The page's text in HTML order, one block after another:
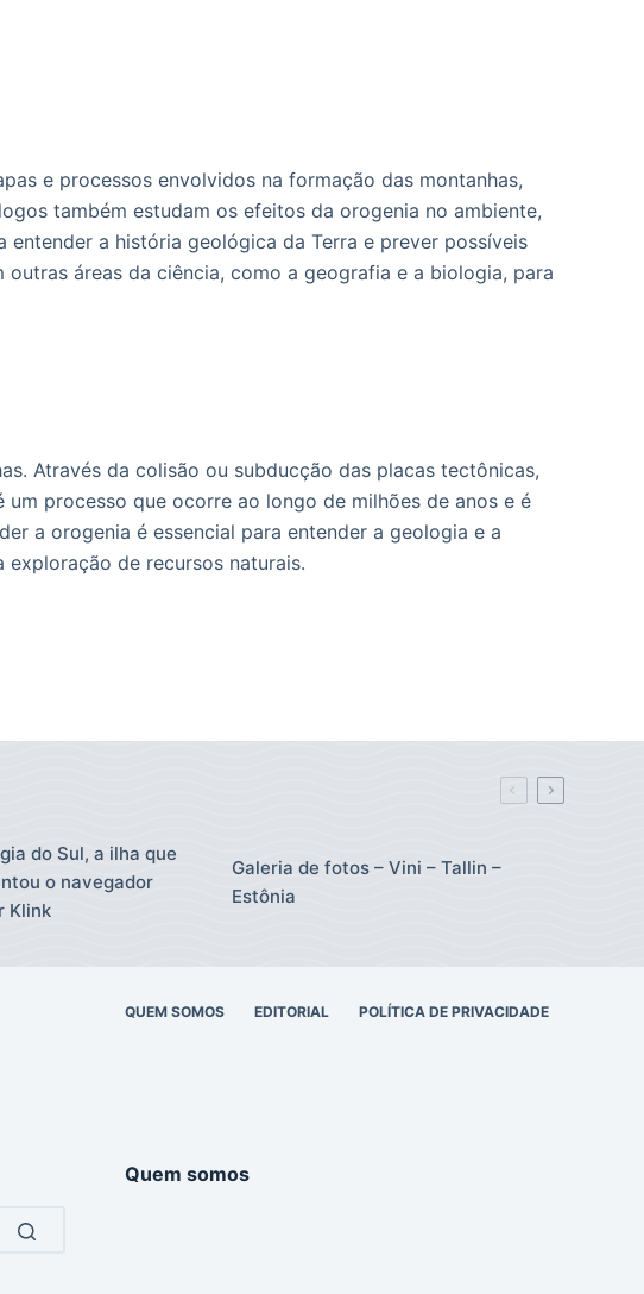
e processos envolvidos na formação das montanhas,
também estudam os efeitos da orogenia no ambiente,
entender a história geológica da Terra e prever possíveis
áreas da ciência, como a geografia e a biologia, para
Através da colisão ou subducção das placas tectônicas,
processo que ocorre ao longo de milhões de anos e é
a orogenia é essencial para entender a geologia e a
de recursos naturais.
do Sul, a ilha que
o navegador
Klink
Galeria de fotos – Vini – Tallin –
Estônia
QUEM SOMOS EDITORIAL POLÍTICA DE PRIVACIDADE
Quem somos